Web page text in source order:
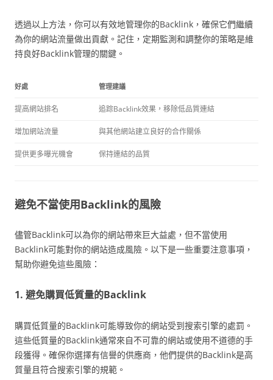
透過以上方法，你可以有效地管理你的Backlink，確保它們繼續
為你的網站流量做出貢獻。記住，定期監測和調整你的策略是維
持良好Backlink管理的關鍵。
好處 管理建議
提高網站排名 追踪Backlink效果，移除低品質連結
增加網站流量 與其他網站建立良好的合作關係
提供更多曝光機會 保持連結的品質
避免不當使用Backlink的風險
儘管Backlink可以為你的網站帶來巨大益處，但不當使用
Backlink可能對你的網站造成風險。以下是一些重要注意事項，
幫助你避免這些風險：
1. 避免購買低質量的Backlink
購買低質量的Backlink可能導致你的網站受到搜索引擎的處罰。
這些低質量的Backlink通常來自不可靠的網站或使用不道德的手
段獲得。確保你選擇有信譽的供應商，他們提供的Backlink是高
質量且符合搜索引擎的規範。